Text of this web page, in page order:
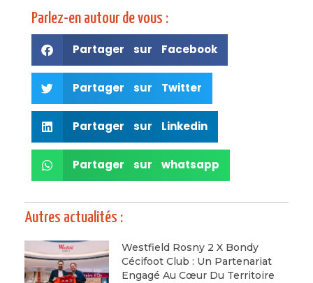
Parlez-en autour de vous :
Partager sur Facebook
Partager sur Twitter
Partager sur Linkedin
Partager sur whatsapp
Autres actualités :
Westfield Rosny 2 X Bondy
Cécifoot Club : Un Partenariat
Engagé Au Cœur Du Territoire